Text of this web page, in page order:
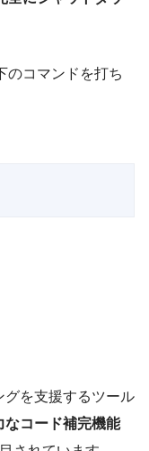
のコマンドを打ち
を支援するツール
なコード補完機能